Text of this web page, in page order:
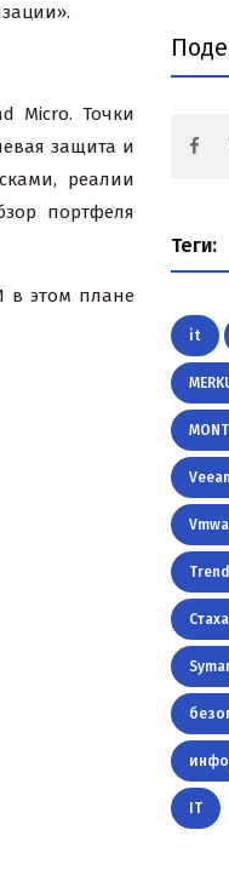
Micro. Точки
защита и
реалии
портфеля
в этом плане
Теги:
it
IT